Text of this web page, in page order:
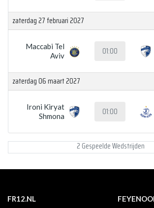
zaterdag 27 februari 2027
Maccabi Tel
Aviv
01:00
zaterdag 06 maart 2027
Ironi Kiryat
Shmona
01:00
2 Gespeelde Wedstrijden
FR12.NL